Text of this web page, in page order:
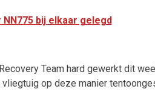
bij elkaar gelegd
Team hard gewerkt dit
op deze manier